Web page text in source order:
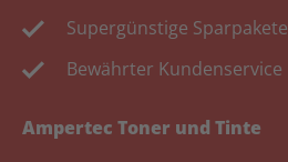
Supergünstige Sparpakete
Bewährter Kundenservice
Ampertec Toner und Tinte